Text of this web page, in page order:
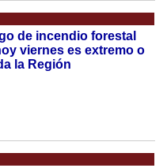
de incendio forestal
viernes es extremo o
la Región